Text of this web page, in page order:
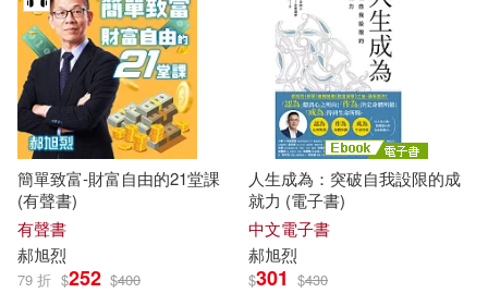
簡單致富-財富自由的21堂課
(有聲書)
有聲書
郝旭烈
79 折 $252 $400
人生成為：突破自我設限的成
就力 (電子書)
中文電子書
郝旭烈
$301 $430